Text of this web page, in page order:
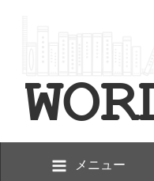
メニュー